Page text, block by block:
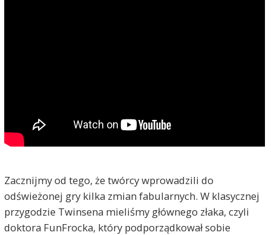
Zacznijmy od tego, że twórcy wprowadzili do
odświeżonej gry kilka zmian fabularnych. W klasycznej
przygodzie Twinsena mieliśmy głównego złaka, czyli
doktora FunFrocka, który podporządkował sobie